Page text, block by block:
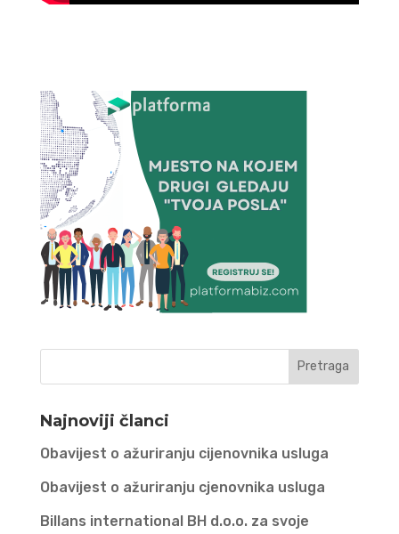
Najnoviji članci
Obavijest o ažuriranju cijenovnika usluga
Obavijest o ažuriranju cjenovnika usluga
Billans international BH d.o.o. za svoje